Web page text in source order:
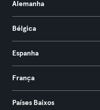
Alemanha
Bélgica
Espanha
França
Países Baixos